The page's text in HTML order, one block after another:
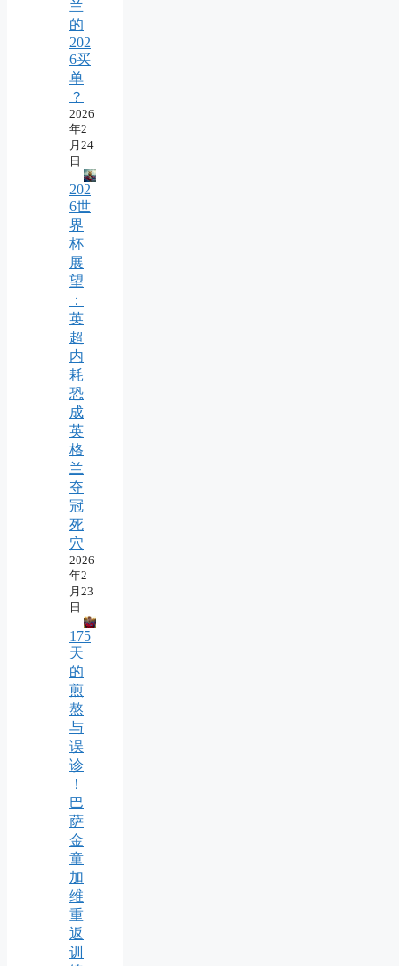
兰
的
202
6买
单
？
2026
年2
月24
日
202
6世
界
杯
展
望
：
英
超
内
耗
恐
成
英
格
兰
夺
冠
死
穴
2026
年2
月23
日
175
天
的
煎
熬
与
误
诊
！
巴
萨
金
童
加
维
重
返
训